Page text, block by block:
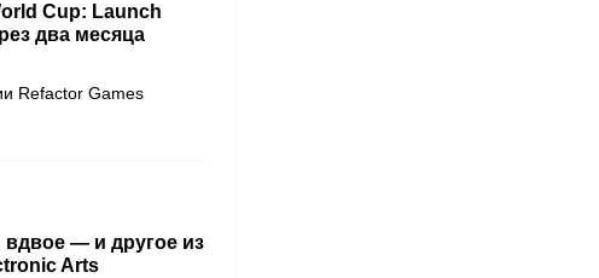
Cup: Launch
два месяца
Refactor Games
— и другое из
Arts